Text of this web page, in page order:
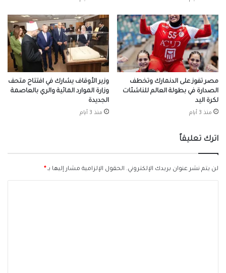
مصر تفوز على الدنمارك وتخطف
الصدارة في بطولة العالم للناشئات
لكرة اليد
منذ 3 أيام
وزير الأوقاف يشارك في افتتاح متحف
وزارة الموارد المائية والري بالعاصمة
الجديدة
منذ 3 أيام
اترك تعليقاً
لن يتم نشر عنوان بريدك الإلكتروني. الحقول الإلزامية مشار إليها بـ*